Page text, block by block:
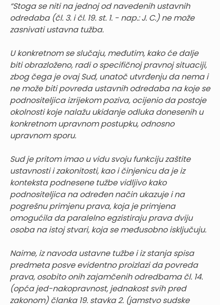
“Stoga se niti na jednoj od navedenih ustavnih
odredaba (čl. 3. i čl. 19. st. 1. - nap.: J. C.) ne može
zasnivati ustavna tužba.
U konkretnom se slučaju, međutim, kako će dalje
biti obrazloženo, radi o specifičnoj pravnoj situaciji,
zbog čega je ovaj Sud, unatoč utvrđenju da nema i
ne može biti povreda ustavnih odredaba na koje se
podnositeljica izrijekom poziva, ocijenio da postoje
okolnosti koje nalažu ukidanje odluka donesenih u
konkretnom upravnom postupku, odnosno
upravnom sporu.
Sud je pritom imao u vidu svoju funkciju zaštite
ustavnosti i zakonitosti, kao i činjenicu da je iz
konteksta podnesene tužbe vidljivo kako
podnositeljica na određen način ukazuje i na
pogrešnu primjenu prava, koja je primjena
omogućila da paralelno egzistiraju prava dviju
osoba na istoj stvari, koja se međusobno isključuju.
Naime, iz navoda ustavne tužbe i iz stanja spisa
predmeta posve evidentno proizlazi da povreda
prava, osobito onih zajamčenih odredbama čl. 14.
(opća jed-nakopravnost, jednakost svih pred
zakonom) članka 19. stavka 2. (jamstvo sudske